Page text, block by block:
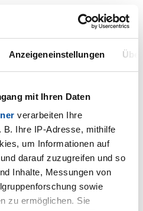
Anzeigeneinstellungen
mit Ihren Daten
verarbeiten Ihre
B. Ihre IP-Adresse, mithilfe
um Informationen auf
darauf zuzugreifen und so
Inhalte, Messungen von
sowie
zu ermöglichen. Sie